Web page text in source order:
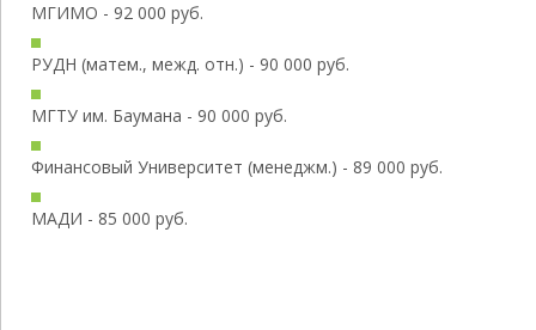
МГИМО - 92 000 руб.
РУДН (матем., межд. отн.) - 90 000 руб.
МГТУ им. Баумана - 90 000 руб.
Финансовый Университет (менеджм.) - 89 000 руб.
МАДИ - 85 000 руб.